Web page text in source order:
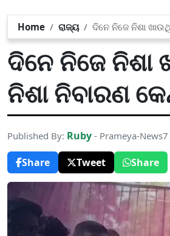
Home ରାଜ୍ୟ ଦିନେ ନିଜେ ନିଶା
ଦିନେ ନିଜେ
ନିଶା ନିବାରଣ
Published By: Ruby - Prameya-
Share
Tweet Share